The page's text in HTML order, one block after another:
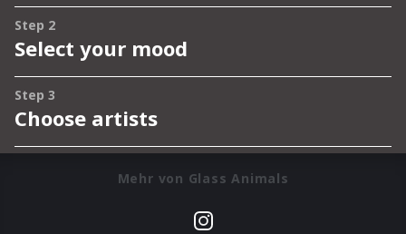
Mehr von Glass Animals